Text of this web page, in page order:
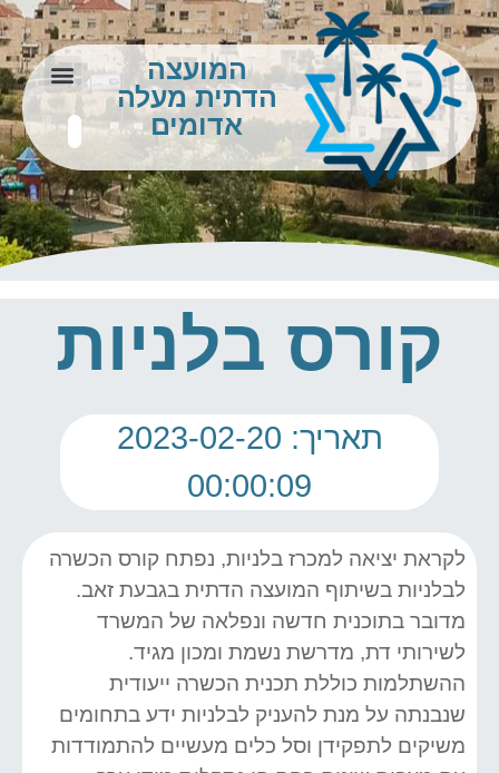
המועצה
הדתית מעלה
אדומים
קורס בלניות
תאריך: 2023-02-20
00:00:09
לקראת יציאה למכרז בלניות, נפתח קורס הכשרה
לבלניות בשיתוף המועצה הדתית בגבעת זאב.
מדובר בתוכנית חדשה ונפלאה של המשרד
לשירותי דת, מדרשת נשמת ומכון מגיד.
ההשתלמות כוללת תכנית הכשרה ייעודית
שנבנתה על מנת להעניק לבלניות ידע בתחומים
משיקים לתפקידן וסל כלים מעשיים להתמודדות